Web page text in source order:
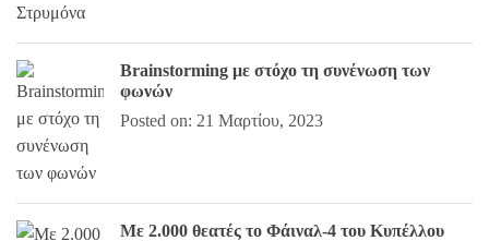
Brainstorming με στόχο τη συνένωση των
φωνών
Posted on: 21 Μαρτίου, 2023
Με 2.000 θεατές το Φάιναλ-4 του Κυπέλλου